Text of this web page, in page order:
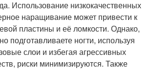
Использование низкокачественных
наращивание может привести к
пластины и её ломкости. Однако,
подготавливаете ногти, используя
слои и избегая агрессивных
риски минимизируются. Также